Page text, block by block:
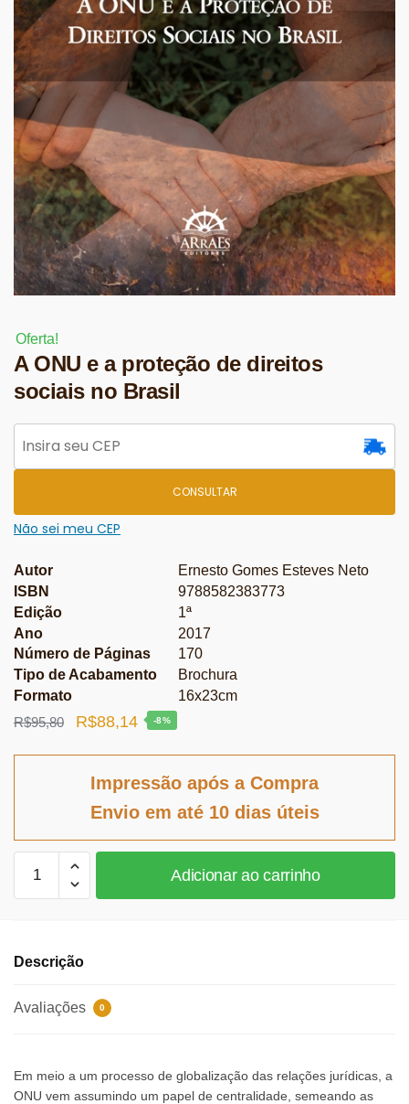
Oferta!
A ONU e a proteção de direitos
sociais no Brasil
CONSULTAR
Não sei meu CEP
Autor
Ernesto Gomes Esteves Neto
ISBN
9788582383773
Edição
1ª
Ano
2017
Número de Páginas
170
Tipo de Acabamento
Brochura
Formato
16x23cm
R$95,80
O
original
R$88,14O
atual
-8%
Impressão após a Compra
Envio em até 10 dias úteis
ONU
de
sociais
quantidade
Adicionar ao carrinho
Descrição
Avaliações 0
Em meio a um processo de globalização das relações jurídicas, a
ONU vem assumindo um papel de centralidade, semeando as